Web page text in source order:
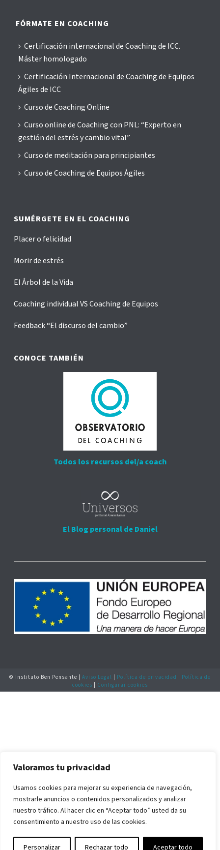
Valoramos tu privacidad
Usamos cookies para mejorar su experiencia de navegación,
mostrarle anuncios o contenidos personalizados y analizar
nuestro tráfico. Al hacer clic en “Aceptar todo” usted da su
consentimiento a nuestro uso de las cookies.
Personalizar Rechazar todo Aceptar todo
FÓRMATE EN COACHING
Certificación internacional de Coaching de ICC.
Máster homologado
Certificación Internacional de Coaching de Equipos
Ágiles de ICC
Curso de Coaching Online
Curso online de Coaching con PNL: “Experto en
gestión del estrés y cambio vital”
Curso de meditación para principiantes
Curso de Coaching de Equipos Ágiles
SUMÉRGETE EN EL COACHING
Placer o felicidad
Morir de estrés
El Árbol de la Vida
Coaching individual VS Coaching de Equipos
Feedback “El discurso del cambio”
CONOCE TAMBIÉN
Todos los recursos del/a coach
El Blog personal de Daniel
© Instituto Ben Pensante | Aviso Legal | Política de privacidad | Política de
cookies | Configurar cookies